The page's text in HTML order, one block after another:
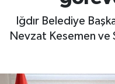
Iğdır Belediye
Nevzat Kesemen ve
Lojistik
Otovitrin
Son Dakika
Haber Arşivi